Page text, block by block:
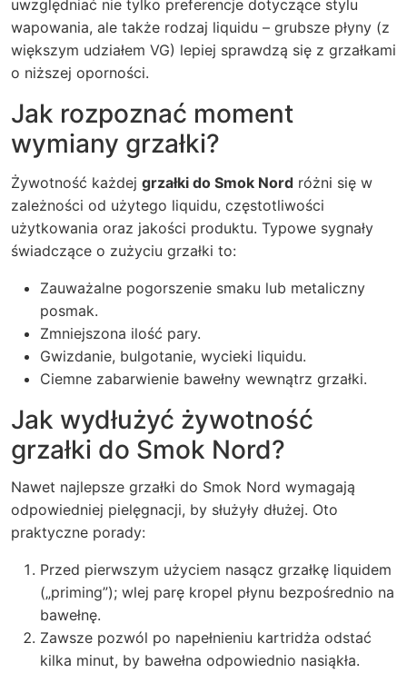
uwzględniać nie tylko preferencje dotyczące stylu
wapowania, ale także rodzaj liquidu – grubsze płyny (z
większym udziałem VG) lepiej sprawdzą się z grzałkami
o niższej oporności.
Jak rozpoznać moment
wymiany grzałki?
Żywotność każdej grzałki do Smok Nord różni się w
zależności od użytego liquidu, częstotliwości
użytkowania oraz jakości produktu. Typowe sygnały
świadczące o zużyciu grzałki to:
Zauważalne pogorszenie smaku lub metaliczny
posmak.
Zmniejszona ilość pary.
Gwizdanie, bulgotanie, wycieki liquidu.
Ciemne zabarwienie bawełny wewnątrz grzałki.
Jak wydłużyć żywotność
grzałki do Smok Nord?
Nawet najlepsze grzałki do Smok Nord wymagają
odpowiedniej pielęgnacji, by służyły dłużej. Oto
praktyczne porady:
Przed pierwszym użyciem nasącz grzałkę liquidem
(„priming”); wlej parę kropel płynu bezpośrednio na
bawełnę.
Zawsze pozwól po napełnieniu kartridża odstać
kilka minut, by bawełna odpowiednio nasiąkła.